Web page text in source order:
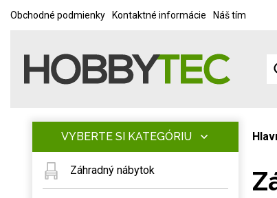
Obchodné podmienky Kontaktné informácie Náš tím
VYBERTE SI KATEGÓRIU
Záhradný nábytok